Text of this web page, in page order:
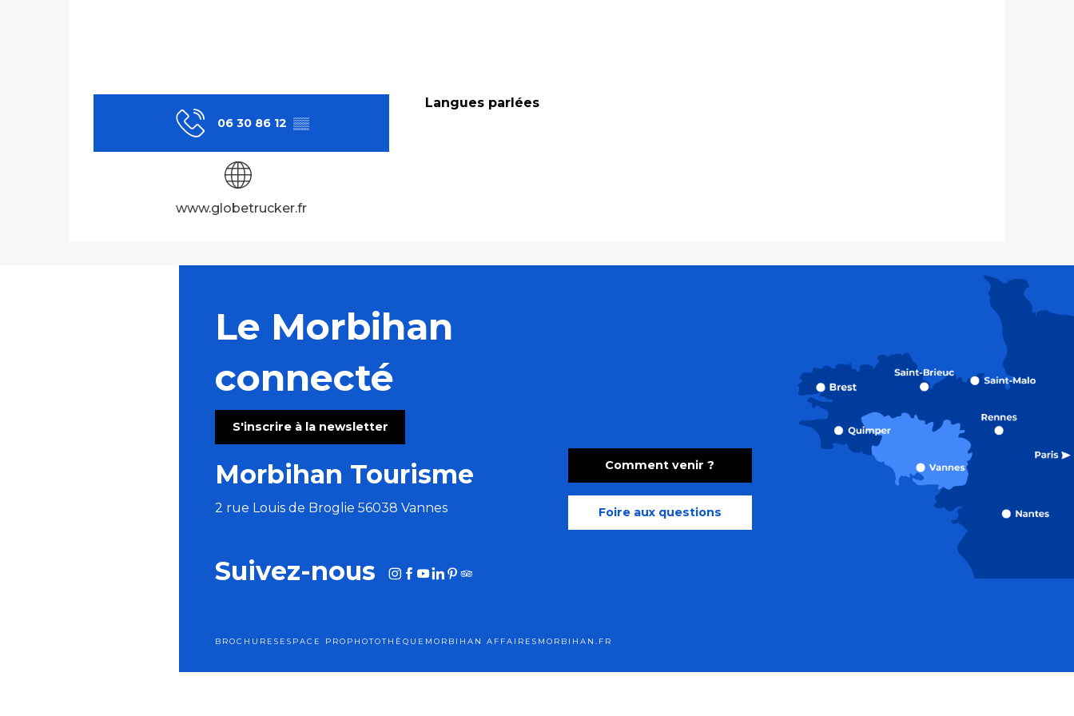
06 30 86 12 ▒▒
www.globetrucker.fr
Langues parlées
Langues parlées
Le Morbihan
connecté
S'inscrire à la newsletter
Morbihan Tourisme
2 rue Louis de Broglie 56038 Vannes
Comment venir ?
Foire aux questions
Suivez-nous
BROCHURES ESPACE PRO PHOTOTHÈQUE MORBIHAN AFFAIRES MORBIHAN.FR